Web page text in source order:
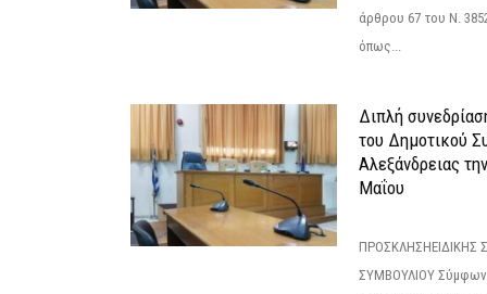
άρθρου 67 του Ν.
όπως...
Διπλή
του Δημοτικού
Αλεξάνδρειας
Μαΐου
ΠΡΟΣΚΛΗΣΗΕΙΔΙΚΗΣ
ΣΥΜΒΟΥΛΙΟΥ